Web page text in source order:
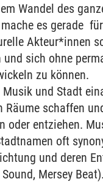
Wan­del des
es ge­ra­de
Ak­teur*in­nen
und sich ohne
zu können.
Mu­sik und Stadt
Räume schaf­fen
oder ent­zie­hen.
oft
und de­ren
Mer­sey Beat).